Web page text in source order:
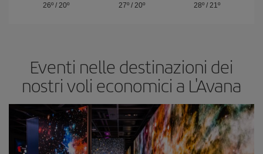
26º/ 20º
27º/ 20º
28º /21º
Eventi nelle destinazioni dei
nostri voli economici a L'Avana